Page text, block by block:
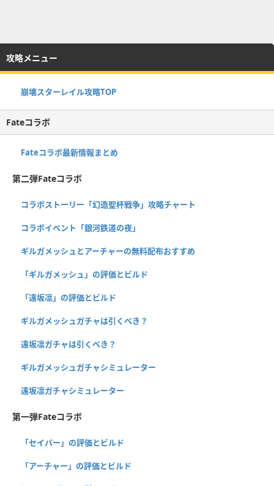
攻略メニュー
崩壊スターレイル攻略TOP
Fateコラボ
Fateコラボ最新情報まとめ
第二弾Fateコラボ
コラボストーリー「幻造聖杯戦争」攻略チャート
コラボイベント「銀河鉄道の夜」
ギルガメッシュとアーチャーの無料配布おすすめ
「ギルガメッシュ」の評価とビルド
「遠坂凛」の評価とビルド
ギルガメッシュガチャは引くべき？
遠坂凛ガチャは引くべき？
ギルガメッシュガチャシミュレーター
遠坂凛ガチャシミュレーター
第一弾Fateコラボ
「セイバー」の評価とビルド
「アーチャー」の評価とビルド